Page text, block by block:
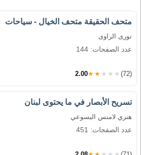
متحف الحقيقة متحف الخيال - سياحات
نورى الراوى
عدد الصفحات: 144
2.00★★★★★ (72)
تسريح الأبصار في ما يحتوى لبنان
هنري لامنس اليسوعي
عدد الصفحات: 451